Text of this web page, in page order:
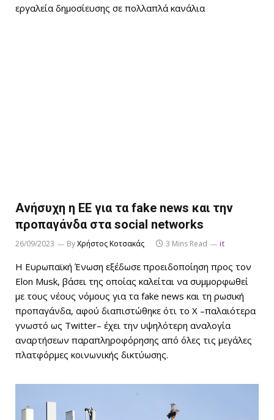
εργαλεία δημοσίευσης σε πολλαπλά κανάλια
Ανήσυχη η ΕΕ για τα fake news και την
προπαγάνδα στα social networks
26/09/2023 ByΧρήστος Κοτσακάς 3 Mins Read it
Η Ευρωπαϊκή Ένωση εξέδωσε προειδοποίηση προς τον
Elon Musk, βάσει της οποίας καλείται να συμμορφωθεί
με τους νέους νόμους για τα fake news και τη ρωσική
προπαγάνδα, αφού διαπιστώθηκε ότι το X –παλαιότερα
γνωστό ως Twitter– έχει την υψηλότερη αναλογία
αναρτήσεων παραπληροφόρησης από όλες τις μεγάλες
πλατφόρμες κοινωνικής δικτύωσης.